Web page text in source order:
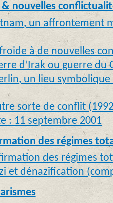
nouvelles
un affrontement
à de nouvelles
d’Irak ou guerre du
un lieu symbolique
sorte de conflit
: 11 septembre 2001
des régimes
des régimes
et dénazification